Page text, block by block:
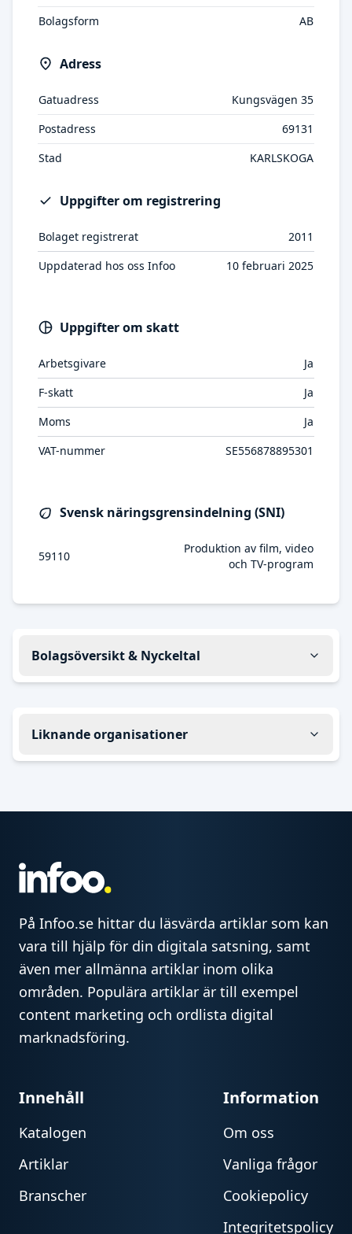
Bolagsform
AB
Adress
Gatuadress
Kungsvägen 35
Postadress
69131
Stad
KARLSKOGA
Uppgifter om registrering
Bolaget registrerat
2011
Uppdaterad hos oss Infoo
10 februari 2025
Uppgifter om skatt
Arbetsgivare
Ja
F-skatt
Ja
Moms
Ja
VAT-nummer
SE556878895301
Svensk näringsgrensindelning (SNI)
59110
Produktion av film, video
och TV-program
Bolagsöversikt & Nyckeltal
Liknande organisationer
På Infoo.se hittar du läsvärda artiklar som kan
vara till hjälp för din digitala satsning, samt
även mer allmänna artiklar inom olika
områden. Populära artiklar är till exempel
content marketing och ordlista digital
marknadsföring.
Innehåll
Katalogen
Artiklar
Branscher
Information
Om oss
Vanliga frågor
Cookiepolicy
Integritetspolicy